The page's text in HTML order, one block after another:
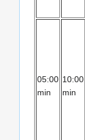
05:00
min
10:00
min